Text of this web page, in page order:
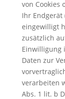
von
Ihr Endgerät
eingewilligt
zusätzlich
Einwilligung
Daten zur
verarbeiten
Abs. 1 lit. b